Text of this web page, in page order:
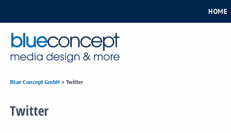
HOME
Blue Concept GmbH > Twitter
Twitter